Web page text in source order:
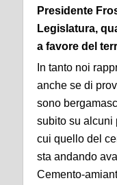
Presidente
Legislatura,
a favore del
In tanto noi
anche se di
sono
subito su alcuni
cui quello del
sta andando
Cemento-